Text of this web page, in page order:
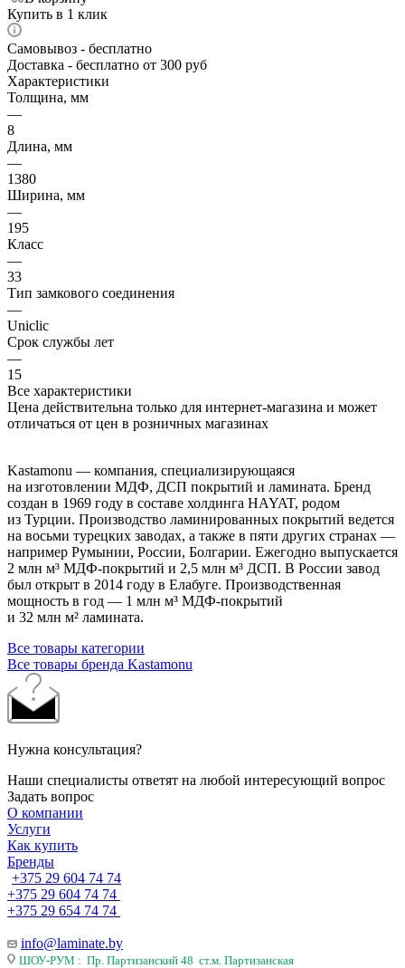
Купить в 1 клик
Самовывоз - бесплатно
Доставка - бесплатно от 300 руб
Характеристики
Толщина, мм
—
8
Длина, мм
—
1380
Ширина, мм
—
195
Класс
—
33
Тип замкового соединения
—
Uniclic
Срок службы лет
—
15
Все характеристики
Цена действительна только для интернет-магазина и может
отличаться от цен в розничных магазинах
Kastamonu — компания, специализирующаяся
на изготовлении МДФ, ДСП покрытий и ламината. Бренд
создан в 1969 году в составе холдинга HAYAT, родом
из Турции. Производство ламинированных покрытий ведется
на восьми турецких заводах, а также в пяти других странах —
например Румынии, России, Болгарии. Ежегодно выпускается
2 млн м³ МДФ-покрытий и 2,5 млн м³ ДСП. В России завод
был открыт в 2014 году в Елабуге. Производственная
мощность в год — 1 млн м³ МДФ-покрытий
и 32 млн м² ламината.
Все товары категории
Все товары бренда Kastamonu
Нужна консультация?
Наши специалисты ответят на любой интересующий вопрос
Задать вопрос
О компании
Услуги
Как купить
Бренды
+375 29 604 74 74
+375 29 604 74 74
+375 29 654 74 74
info@laminate.by
ШОУ-РУМ : Пр. Партизанский 48 ст.м. Партизанская